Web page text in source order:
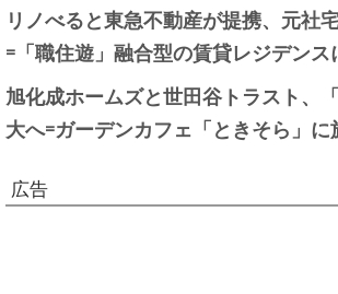
リノべると東急不動産が提携、元社
=「職住遊」融合型の賃貸レジデンス
旭化成ホームズと世田谷トラスト、
大へ=ガーデンカフェ「ときそら」に
広告